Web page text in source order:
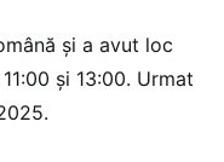
și a avut loc
și 13:00. Urmat